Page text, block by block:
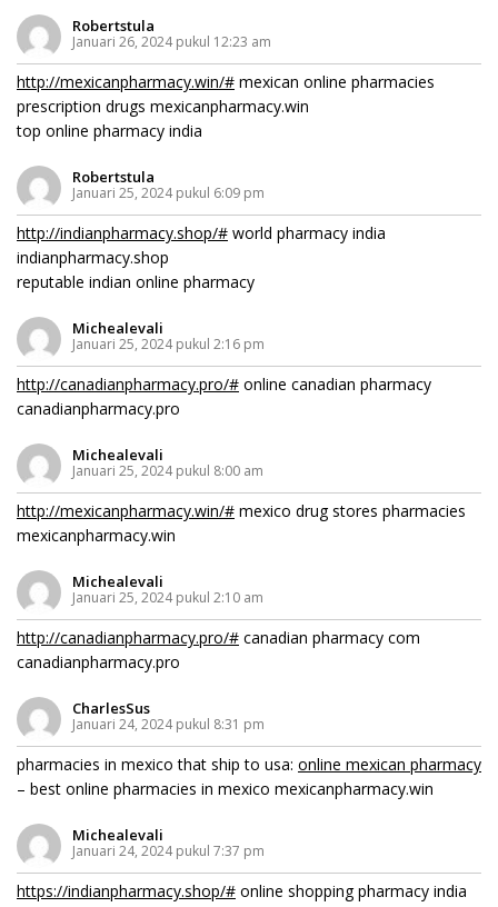
Robertstula
Januari 26, 2024 pukul 12:23 am
http://mexicanpharmacy.win/# mexican online pharmacies
prescription drugs mexicanpharmacy.win
top online pharmacy india
Robertstula
Januari 25, 2024 pukul 6:09 pm
http://indianpharmacy.shop/# world pharmacy india
indianpharmacy.shop
reputable indian online pharmacy
Michealevali
Januari 25, 2024 pukul 2:16 pm
http://canadianpharmacy.pro/# online canadian pharmacy
canadianpharmacy.pro
Michealevali
Januari 25, 2024 pukul 8:00 am
http://mexicanpharmacy.win/# mexico drug stores pharmacies
mexicanpharmacy.win
Michealevali
Januari 25, 2024 pukul 2:10 am
http://canadianpharmacy.pro/# canadian pharmacy com
canadianpharmacy.pro
CharlesSus
Januari 24, 2024 pukul 8:31 pm
pharmacies in mexico that ship to usa: online mexican pharmacy
– best online pharmacies in mexico mexicanpharmacy.win
Michealevali
Januari 24, 2024 pukul 7:37 pm
https://indianpharmacy.shop/# online shopping pharmacy india